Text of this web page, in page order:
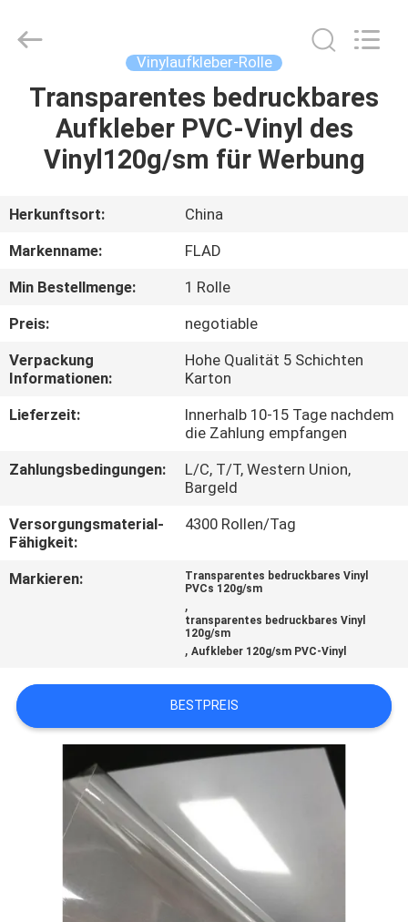
ZU
HAUSE
ÜBER
UNS
WERKSBESICHTIGUNG
QUALITÄTSKONTROLLE
MIT
UNS
BITTE UM
SITEMAP
PRIVACY
POLICY
Material
Co.,Ltd.
Vinylaufkleber-Rolle
Transparentes bedruckbares
Aufkleber PVC-Vinyl des
Vinyl120g/sm für Werbung
Herkunftsort:
China
Markenname:
FLAD
Min Bestellmenge:
1 Rolle
Preis:
negotiable
Verpackung
Informationen:
Hohe Qualität 5 Schichten
Karton
Lieferzeit:
Innerhalb 10-15 Tage nachdem
die Zahlung empfangen
Zahlungsbedingungen:
L/C, T/T, Western Union,
Bargeld
Versorgungsmaterial-
Fähigkeit:
4300 Rollen/Tag
Markieren:
Transparentes bedruckbares Vinyl
PVCs 120g/sm
,
transparentes bedruckbares Vinyl
120g/sm
,Aufkleber 120g/sm PVC-Vinyl
BESTPREIS